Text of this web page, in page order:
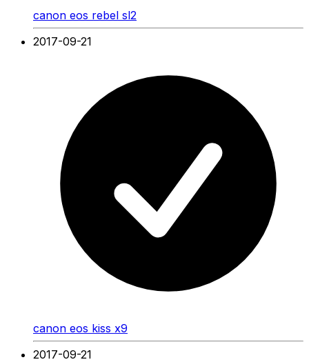
canon eos rebel sl2
2017-09-21
canon eos kiss x9
2017-09-21